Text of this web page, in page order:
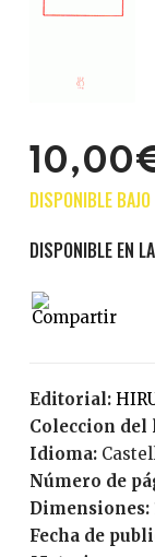
Editorial:
Coleccion del
Idioma:
Número de
Dimensiones:
Fecha de